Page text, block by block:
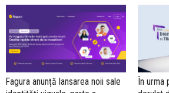
Fagura anunță lansarea noii sale
În urma